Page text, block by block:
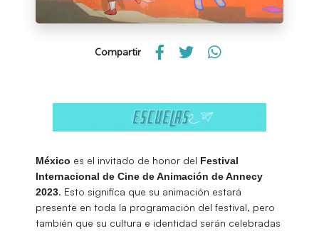
Compartir
México es el invitado de honor del Festival
Internacional de Cine de Animación de Annecy
2023. Esto significa que su animación estará
presente en toda la programación del festival, pero
también que su cultura e identidad serán celebradas